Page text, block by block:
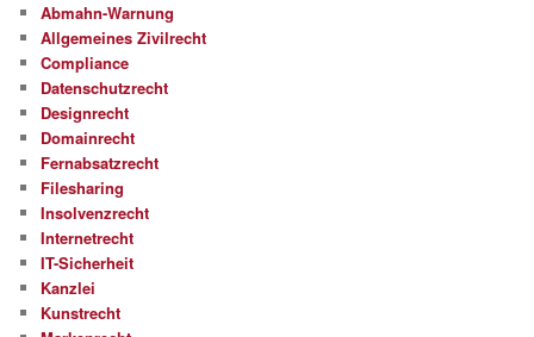
Abmahn-Warnung
Allgemeines Zivilrecht
Compliance
Datenschutzrecht
Designrecht
Domainrecht
Fernabsatzrecht
Filesharing
Insolvenzrecht
Internetrecht
IT-Sicherheit
Kanzlei
Kunstrecht